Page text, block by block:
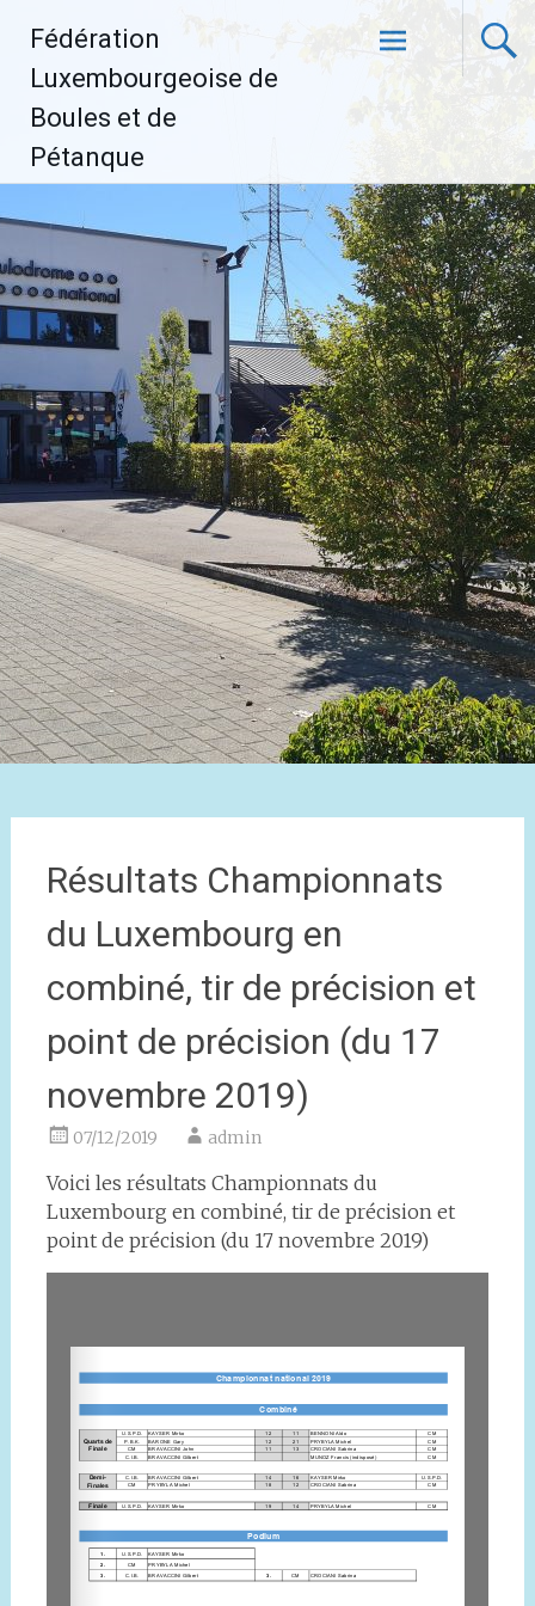
contenu
Fédération
Luxembourgeoise de
Boules et de
Pétanque
Résultats Championnats
du Luxembourg en
combiné, tir de précision et
point de précision (du 17
novembre 2019)
07/12/2019 admin
Voici les résultats Championnats du
Luxembourg en combiné, tir de précision et
point de précision (du 17 novembre 2019)